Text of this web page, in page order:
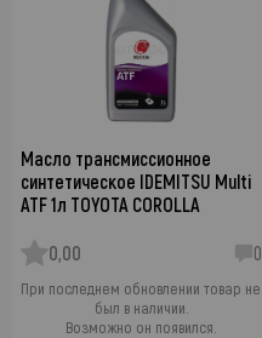
Масло трансмиссионное
синтетическое IDEMITSU Multi
ATF 1л TOYOTA COROLLA
0,00 0
При последнем обновлении товар не
был в наличии.
Возможно он появился.